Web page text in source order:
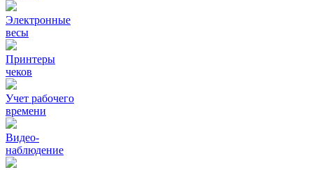
Электронные
весы
Принтеры
чеков
Учет рабочего
времени
Видео‑
наблюдение